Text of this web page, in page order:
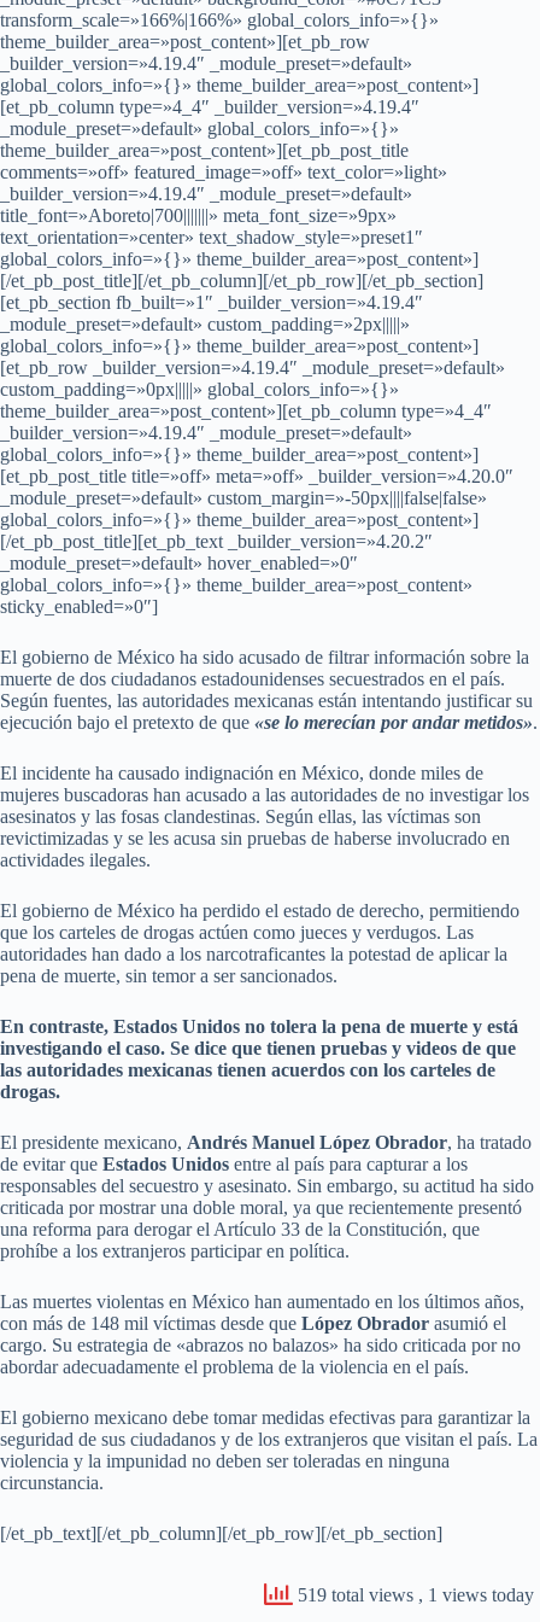
transform_scale=»166%|166%» global_colors_info=»{}»
theme_builder_area=»post_content»][et_pb_row
_builder_version=»4.19.4″ _module_preset=»default»
global_colors_info=»{}» theme_builder_area=»post_content»]
[et_pb_column type=»4_4″ _builder_version=»4.19.4″
_module_preset=»default» global_colors_info=»{}»
theme_builder_area=»post_content»][et_pb_post_title
comments=»off» featured_image=»off» text_color=»light»
_builder_version=»4.19.4″ _module_preset=»default»
title_font=»Aboreto|700|||||||» meta_font_size=»9px»
text_orientation=»center» text_shadow_style=»preset1″
global_colors_info=»{}» theme_builder_area=»post_content»]
[/et_pb_post_title][/et_pb_column][/et_pb_row][/et_pb_section]
[et_pb_section fb_built=»1″ _builder_version=»4.19.4″
_module_preset=»default» custom_padding=»2px|||||»
global_colors_info=»{}» theme_builder_area=»post_content»]
[et_pb_row _builder_version=»4.19.4″ _module_preset=»default»
custom_padding=»0px|||||» global_colors_info=»{}»
theme_builder_area=»post_content»][et_pb_column type=»4_4″
_builder_version=»4.19.4″ _module_preset=»default»
global_colors_info=»{}» theme_builder_area=»post_content»]
[et_pb_post_title title=»off» meta=»off» _builder_version=»4.20.0″
_module_preset=»default» custom_margin=»-50px||||false|false»
global_colors_info=»{}» theme_builder_area=»post_content»]
[/et_pb_post_title][et_pb_text _builder_version=»4.20.2″
_module_preset=»default» hover_enabled=»0″
global_colors_info=»{}» theme_builder_area=»post_content»
sticky_enabled=»0″]
El gobierno de México ha sido acusado de filtrar información sobre la
muerte de dos ciudadanos estadounidenses secuestrados en el país.
Según fuentes, las autoridades mexicanas están intentando justificar su
ejecución bajo el pretexto de que «se lo merecían por andar metidos».
El incidente ha causado indignación en México, donde miles de
mujeres buscadoras han acusado a las autoridades de no investigar los
asesinatos y las fosas clandestinas. Según ellas, las víctimas son
revictimizadas y se les acusa sin pruebas de haberse involucrado en
actividades ilegales.
El gobierno de México ha perdido el estado de derecho, permitiendo
que los carteles de drogas actúen como jueces y verdugos. Las
autoridades han dado a los narcotraficantes la potestad de aplicar la
pena de muerte, sin temor a ser sancionados.
En contraste, Estados Unidos no tolera la pena de muerte y está
investigando el caso. Se dice que tienen pruebas y videos de que
las autoridades mexicanas tienen acuerdos con los carteles de
drogas.
El presidente mexicano, Andrés Manuel López Obrador, ha tratado
de evitar que Estados Unidos entre al país para capturar a los
responsables del secuestro y asesinato. Sin embargo, su actitud ha sido
criticada por mostrar una doble moral, ya que recientemente presentó
una reforma para derogar el Artículo 33 de la Constitución, que
prohíbe a los extranjeros participar en política.
Las muertes violentas en México han aumentado en los últimos años,
con más de 148 mil víctimas desde que López Obrador asumió el
cargo. Su estrategia de «abrazos no balazos» ha sido criticada por no
abordar adecuadamente el problema de la violencia en el país.
El gobierno mexicano debe tomar medidas efectivas para garantizar la
seguridad de sus ciudadanos y de los extranjeros que visitan el país. La
violencia y la impunidad no deben ser toleradas en ninguna
circunstancia.
[/et_pb_text][/et_pb_column][/et_pb_row][/et_pb_section]
519 total views , 1 views today